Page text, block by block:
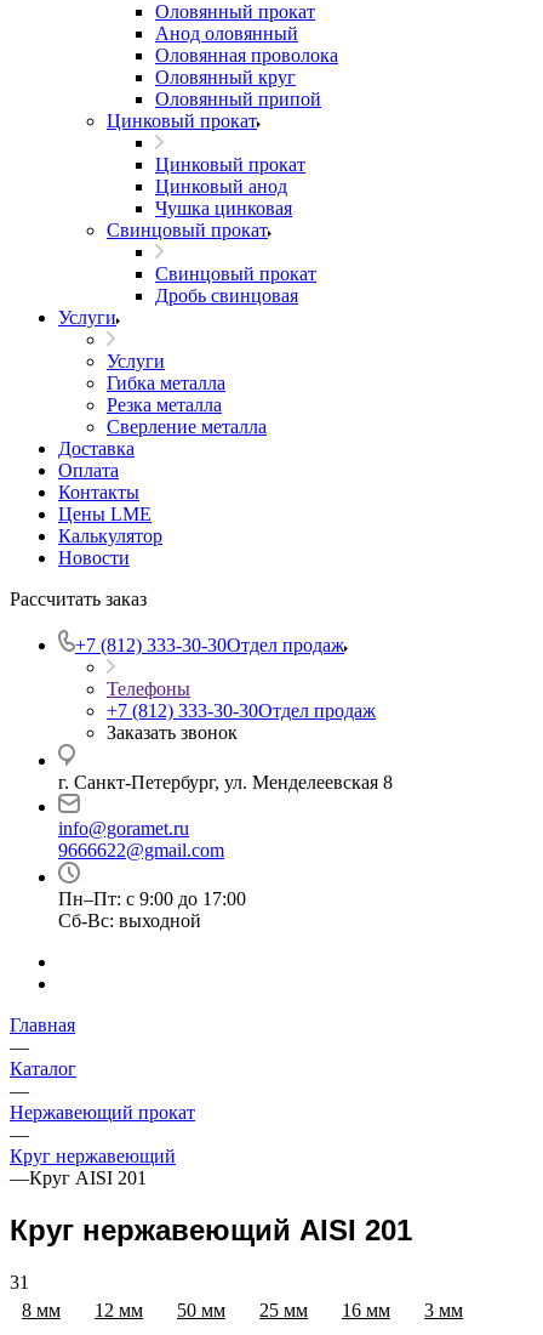
Оловянный прокат
Анод оловянный
Оловянная проволока
Оловянный круг
Оловянный припой
Цинковый прокат
Цинковый прокат
Цинковый анод
Чушка цинковая
Свинцовый прокат
Свинцовый прокат
Дробь свинцовая
Услуги
Услуги
Гибка металла
Резка металла
Сверление металла
Доставка
Оплата
Контакты
Цены LME
Калькулятор
Новости
Рассчитать заказ
+7 (812) 333-30-30Отдел продаж
Телефоны
+7 (812) 333-30-30Отдел продаж
Заказать звонок
г. Санкт-Петербург, ул. Менделеевская 8
info@goramet.ru
9666622@gmail.com
Пн–Пт: с 9:00 до 17:00
Сб-Вс: выходной
Главная
—
Каталог
—
Нержавеющий прокат
—
Круг нержавеющий
—Круг AISI 201
Круг нержавеющий AISI 201
31
8 мм
12 мм 50 мм 25 мм 16 мм 3 мм